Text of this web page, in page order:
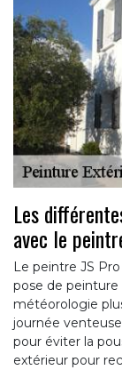
Les
avec le
Le peintre JS
pose de peinture
météorologie
journée
pour éviter la
extérieur pour